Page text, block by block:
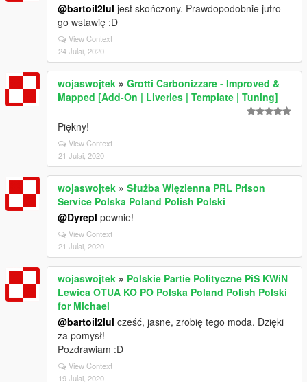
@bartoil2lul jest skończony. Prawdopodobnie jutro
go wstawię :D
View Context
24 Julai, 2020
wojaswojtek » Grotti Carbonizzare - Improved &
Mapped [Add-On | Liveries | Template | Tuning]
Piękny!
View Context
21 Julai, 2020
wojaswojtek » Służba Więzienna PRL Prison
Service Polska Poland Polish Polski
@Dyrepl pewnie!
View Context
21 Julai, 2020
wojaswojtek » Polskie Partie Polityczne PiS KWiN
Lewica OTUA KO PO Polska Poland Polish Polski
for Michael
@bartoil2lul cześć, jasne, zrobię tego moda. Dzięki
za pomysł!
Pozdrawiam :D
View Context
19 Julai, 2020